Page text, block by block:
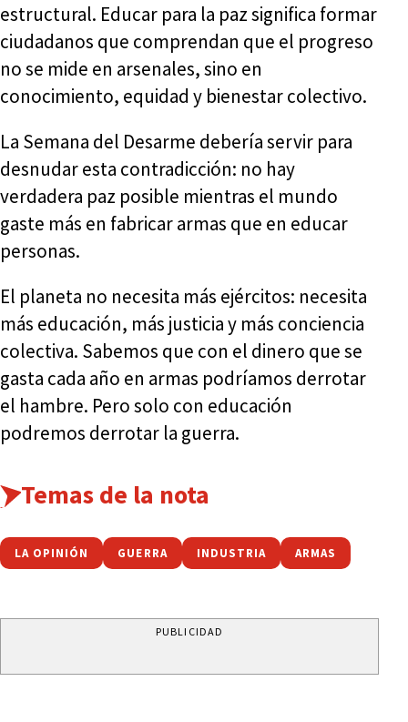
estructural. Educar para la paz significa formar
ciudadanos que comprendan que el progreso
no se mide en arsenales, sino en
conocimiento, equidad y bienestar colectivo.
La Semana del Desarme debería servir para
desnudar esta contradicción: no hay
verdadera paz posible mientras el mundo
gaste más en fabricar armas que en educar
personas.
El planeta no necesita más ejércitos: necesita
más educación, más justicia y más conciencia
colectiva. Sabemos que con el dinero que se
gasta cada año en armas podríamos derrotar
el hambre. Pero solo con educación
podremos derrotar la guerra.
Temas de la nota
LA OPINIÓN GUERRA INDUSTRIA ARMAS
PUBLICIDAD